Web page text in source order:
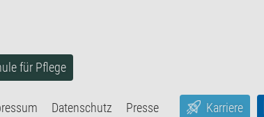
für Pflege
Datenschutz Presse Karriere